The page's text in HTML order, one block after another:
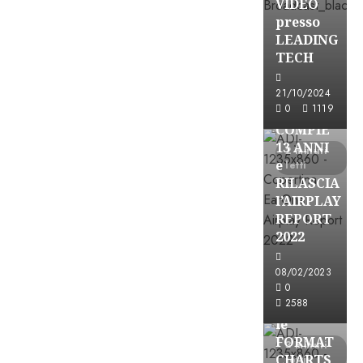
VIDEO
presso
LEADING
TECH
21/10/2024
0
1119
2 minuti
letti
Partnership
EARONE
COMPIE
13 ANNI
e
RILASCIA
l’AIRPLAY
REPORT
2022
08/02/2023
0
2588
3 minuti
letti
Partnership
le
FORMAT